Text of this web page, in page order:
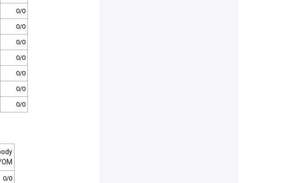
0/0
0/0
0/0
0/0
0/0
0/0
0/0
0/0